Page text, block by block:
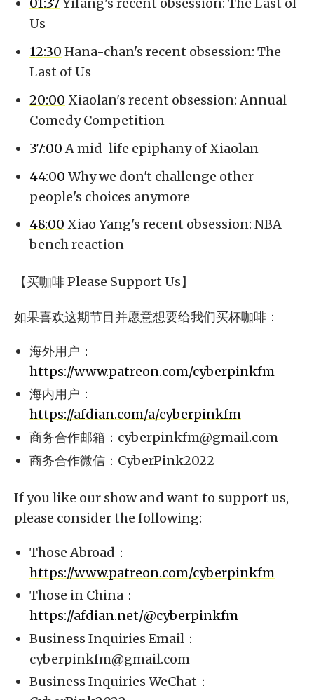
01:37 Yifang's recent obsession: The Last of
Us
12:30 Hana-chan's recent obsession: The
Last of Us
20:00 Xiaolan's recent obsession: Annual
Comedy Competition
37:00 A mid-life epiphany of Xiaolan
44:00 Why we don't challenge other
people's choices anymore
48:00 Xiao Yang's recent obsession: NBA
bench reaction
【买咖啡 Please Support Us】
如果喜欢这期节目并愿意想要给我们买杯咖啡：
海外用户：
https://www.patreon.com/cyberpinkfm
海内用户：
https://afdian.com/a/cyberpinkfm
商务合作邮箱： cyberpinkfm@gmail.com
商务合作微信：CyberPink2022
If you like our show and want to support us,
please consider the following:
Those Abroad：
https://www.patreon.com/cyberpinkfm
Those in China：
https://afdian.net/@cyberpinkfm
Business Inquiries Email：
cyberpinkfm@gmail.com
Business Inquiries WeChat：